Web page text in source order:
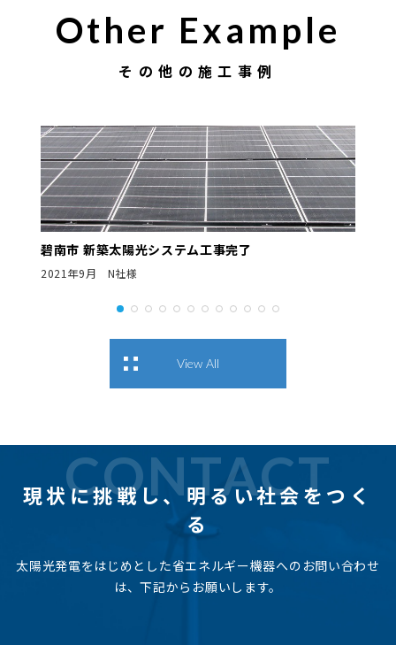
Other Example
その他の施工事例
碧南市 新築太陽光システム工事完了
2021年9月 N社様
View All
CONTACT
現状に挑戦し、明るい社会をつく
る
太陽光発電をはじめとした省エネルギー機器へのお問い合わせ
は、下記からお願いします。